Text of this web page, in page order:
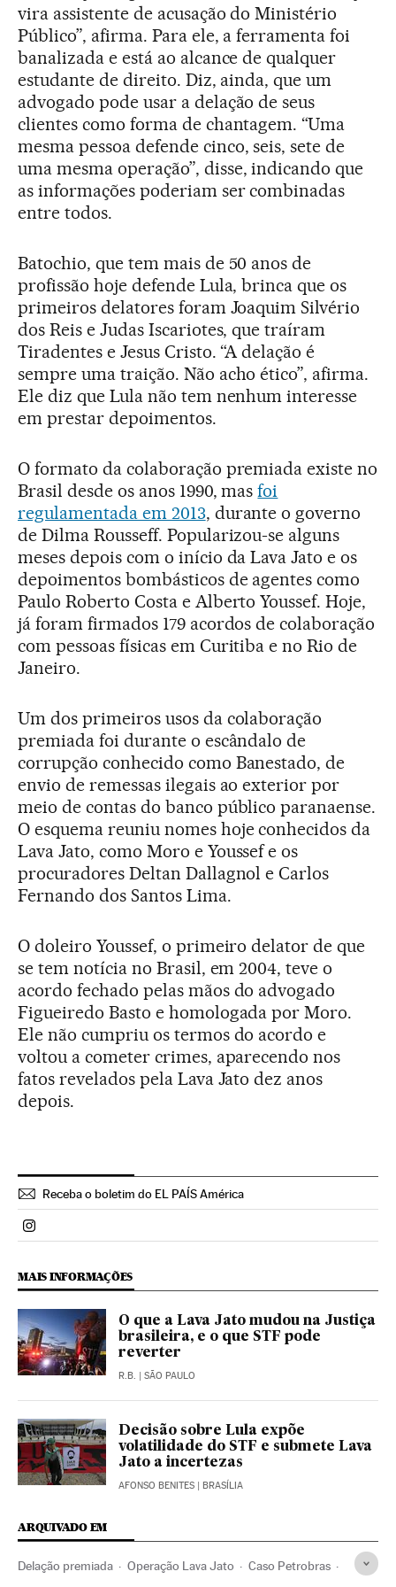
vira assistente de acusação do Ministério
Público”, afirma. Para ele, a ferramenta foi
banalizada e está ao alcance de qualquer
estudante de direito. Diz, ainda, que um
advogado pode usar a delação de seus
clientes como forma de chantagem. “Uma
mesma pessoa defende cinco, seis, sete de
uma mesma operação”, disse, indicando que
as informações poderiam ser combinadas
entre todos.
Batochio, que tem mais de 50 anos de
profissão hoje defende Lula, brinca que os
primeiros delatores foram Joaquim Silvério
dos Reis e Judas Iscariotes, que traíram
Tiradentes e Jesus Cristo. “A delação é
sempre uma traição. Não acho ético”, afirma.
Ele diz que Lula não tem nenhum interesse
em prestar depoimentos.
O formato da colaboração premiada existe no
Brasil desde os anos 1990, masfoi
regulamentada em 2013, durante o governo
de Dilma Rousseff. Popularizou-se alguns
meses depois com o início da Lava Jato e os
depoimentos bombásticos de agentes como
Paulo Roberto Costa e Alberto Youssef. Hoje,
já foram firmados 179 acordos de colaboração
com pessoas físicas em Curitiba e no Rio de
Janeiro.
Um dos primeiros usos da colaboração
premiada foi durante o escândalo de
corrupção conhecido como Banestado, de
envio de remessas ilegais ao exterior por
meio de contas do banco público paranaense.
O esquema reuniu nomes hoje conhecidos da
Lava Jato, como Moro e Youssef e os
procuradores Deltan Dallagnol e Carlos
Fernando dos Santos Lima.
O doleiro Youssef, o primeiro delator de que
se tem notícia no Brasil, em 2004, teve o
acordo fechado pelas mãos do advogado
Figueiredo Basto e homologada por Moro.
Ele não cumpriu os termos do acordo e
voltou a cometer crimes, aparecendo nos
fatos revelados pela Lava Jato dez anos
depois.
Receba o boletim do EL PAÍS América
Politica El País Brasil en Instagram
MAIS INFORMAÇÕES
O que a Lava Jato mudou na Justiça
brasileira, e o que STF pode
reverter
R.B. | SÃO PAULO
Decisão sobre Lula expõe
volatilidade do STF e submete Lava
Jato a incertezas
AFONSO BENITES | BRASÍLIA
ARQUIVADO EM
Delação premiada Operação Lava Jato Caso Petrobras